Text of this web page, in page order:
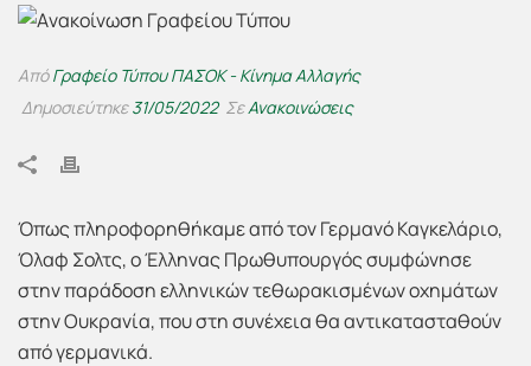
ΑπόΓραφείο Τύπου ΠΑΣΟΚ - Κίνημα Αλλαγής
Δημοσιεύτηκε31/05/2022 ΣεΑνακοινώσεις
Όπως πληροφορηθήκαμε από τον Γερμανό Καγκελάριο,
Όλαφ Σολτς, ο Έλληνας Πρωθυπουργός συμφώνησε
στην παράδοση ελληνικών τεθωρακισμένων οχημάτων
στην Ουκρανία, που στη συνέχεια θα αντικατασταθούν
από γερμανικά.